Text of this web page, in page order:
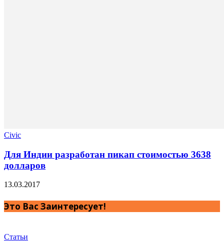
Civic
Для Индии разработан пикап стоимостью 3638
долларов
13.03.2017
Это Вас Заинтересует!
Статьи